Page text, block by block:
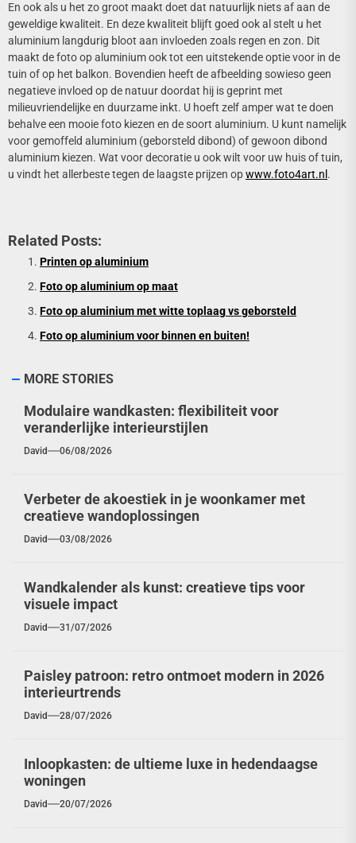
En ook als u het zo groot maakt doet dat natuurlijk niets af aan de
geweldige kwaliteit. En deze kwaliteit blijft goed ook al stelt u het
aluminium langdurig bloot aan invloeden zoals regen en zon. Dit
maakt de foto op aluminium ook tot een uitstekende optie voor in de
tuin of op het balkon. Bovendien heeft de afbeelding sowieso geen
negatieve invloed op de natuur doordat hij is geprint met
milieuvriendelijke en duurzame inkt. U hoeft zelf amper wat te doen
behalve een mooie foto kiezen en de soort aluminium. U kunt namelijk
voor gemoffeld aluminium (geborsteld dibond) of gewoon dibond
aluminium kiezen. Wat voor decoratie u ook wilt voor uw huis of tuin,
u vindt het allerbeste tegen de laagste prijzen opwww.foto4art.nl .
Related Posts:
Printen op aluminium
Foto op aluminium op maat
Foto op aluminium met witte toplaag vs geborsteld
Foto op aluminium voor binnen en buiten!
MORE STORIES
Modulaire wandkasten: flexibiliteit voor
veranderlijke interieurstijlen
David 06/08/2026
Verbeter de akoestiek in je woonkamer met
creatieve wandoplossingen
David 03/08/2026
Wandkalender als kunst: creatieve tips voor
visuele impact
David 31/07/2026
Paisley patroon: retro ontmoet modern in 2026
interieurtrends
David 28/07/2026
Inloopkasten: de ultieme luxe in hedendaagse
woningen
David 20/07/2026